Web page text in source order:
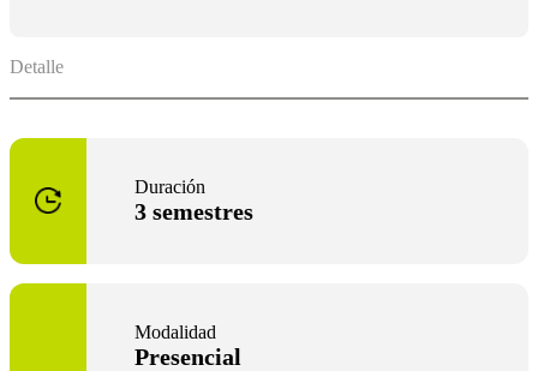
Detalle
Duración
3 semestres
Modalidad
Presencial